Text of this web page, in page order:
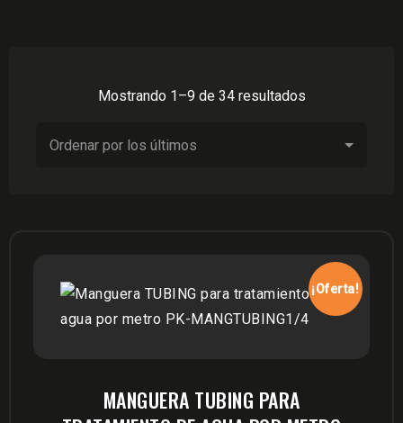
Mostrando 1–9 de 34 resultadosOrdenado
¡Oferta!
MANGUERA TUBING PARA